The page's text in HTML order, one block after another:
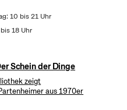
10 bis 21 Uhr
18 Uhr
Schein der Dinge
zeigt
aus 1970er